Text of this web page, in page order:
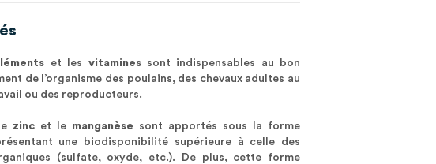
et les vitaminessont indispensables au bon
de l’organisme des poulains, des chevaux adultes au
ou des reproducteurs.
zinc et le manganèse sont apportés sous la forme
une biodisponibilité supérieure à celle des
(sulfate, oxyde, etc.). De plus, cette forme